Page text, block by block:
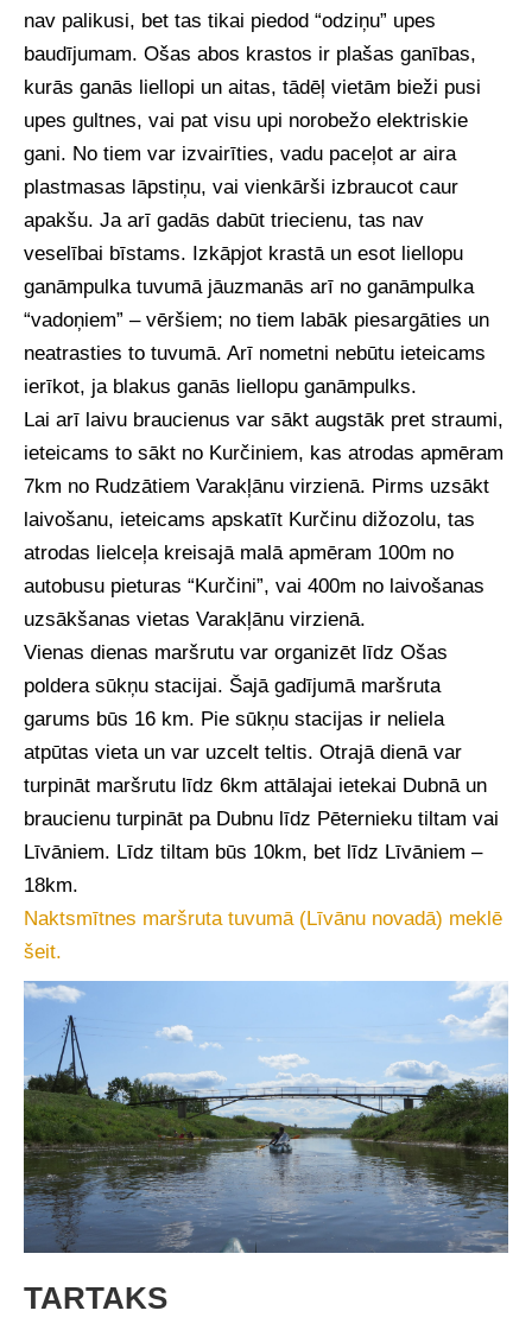
nav palikusi, bet tas tikai piedod “odziņu” upes
baudījumam. Ošas abos krastos ir plašas ganības,
kurās ganās liellopi un aitas, tādēļ vietām bieži pusi
upes gultnes, vai pat visu upi norobežo elektriskie
gani. No tiem var izvairīties, vadu paceļot ar aira
plastmasas lāpstiņu, vai vienkārši izbraucot caur
apakšu. Ja arī gadās dabūt triecienu, tas nav
veselībai bīstams. Izkāpjot krastā un esot liellopu
ganāmpulka tuvumā jāuzmanās arī no ganāmpulka
“vadoņiem” – vēršiem; no tiem labāk piesargāties un
neatrasties to tuvumā. Arī nometni nebūtu ieteicams
ierīkot, ja blakus ganās liellopu ganāmpulks.
Lai arī laivu braucienus var sākt augstāk pret straumi,
ieteicams to sākt no Kurčiniem, kas atrodas apmēram
7km no Rudzātiem Varakļānu virzienā. Pirms uzsākt
laivošanu, ieteicams apskatīt Kurčinu dižozolu, tas
atrodas lielceļa kreisajā malā apmēram 100m no
autobusu pieturas “Kurčini”, vai 400m no laivošanas
uzsākšanas vietas Varakļānu virzienā.
Vienas dienas maršrutu var organizēt līdz Ošas
poldera sūkņu stacijai. Šajā gadījumā maršruta
garums būs 16 km. Pie sūkņu stacijas ir neliela
atpūtas vieta un var uzcelt teltis. Otrajā dienā var
turpināt maršrutu līdz 6km attālajai ietekai Dubnā un
braucienu turpināt pa Dubnu līdz Pēternieku tiltam vai
Līvāniem. Līdz tiltam būs 10km, bet līdz Līvāniem –
18km.
Naktsmītnes maršruta tuvumā (Līvānu novadā) meklē
šeit.
TARTAKS